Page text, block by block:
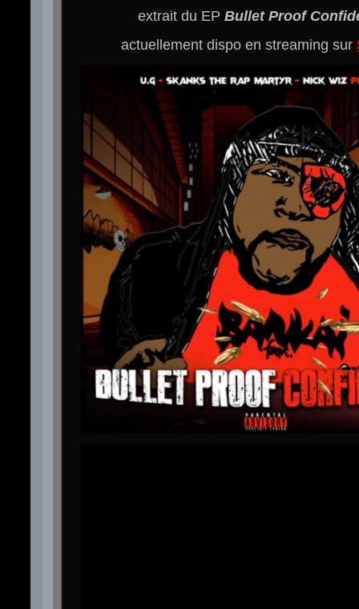
extrait du EP Bullet Proof
actuellement dispo en streaming sur